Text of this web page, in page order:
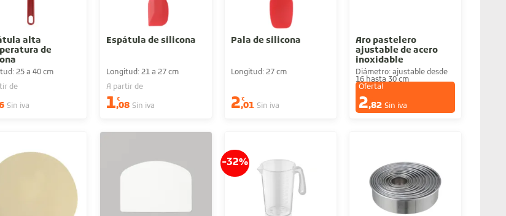
alta
de
25 a 40 cm
de
Sin iva
Espátula de silicona
Longitud: 21 a 27 cm
A partir de
1€
,08 Sin iva
Pala de silicona
Longitud: 27 cm
2€
,01 Sin iva
Aro pastelero
ajustable de acero
inoxidable
Diámetro: ajustable desde
16 hasta 30 cm
Oferta!
2,82 Sin iva
-32%